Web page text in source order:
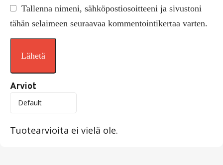
Arviot
Tuotearvioita ei vielä ole.
Tallenna nimeni, sähköpostiosoitteeni ja sivustoni
tähän selaimeen seuraavaa kommentointikertaa varten.